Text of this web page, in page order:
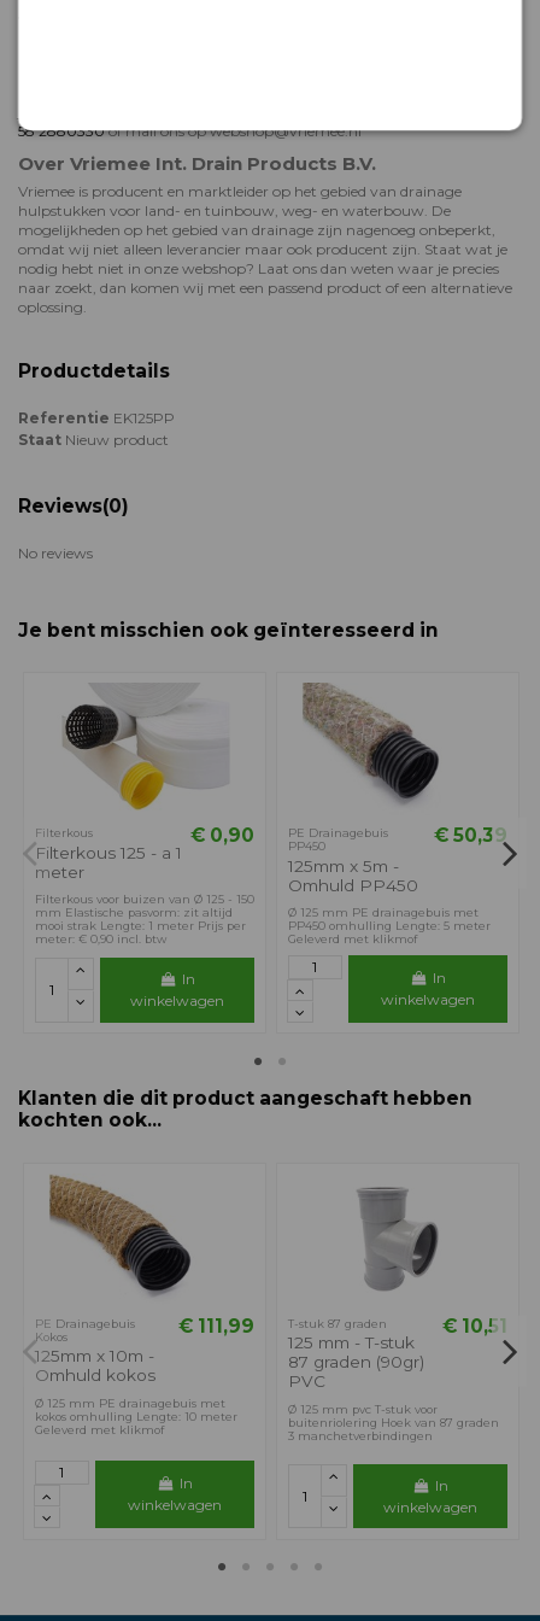
58 2880330of mail ons op webshop@vriemee.nl
Over Vriemee Int. Drain Products B.V.
Vriemee is producent en marktleider op het gebied van drainage
hulpstukken voor land- en tuinbouw, weg- en waterbouw. De
mogelijkheden op het gebied van drainage zijn nagenoeg onbeperkt,
omdat wij niet alleen leverancier maar ook producent zijn. Staat wat je
nodig hebt niet in onze webshop? Laat ons dan weten waar je precies
naar zoekt, dan komen wij met een passend product of een alternatieve
oplossing.
Productdetails
Referentie EK125PP
Staat Nieuw product
Reviews(0)
No reviews
Je bent misschien ook geïnteresseerd in
Filterkous
Filterkous 125 - a 1
meter
€ 0,90
Filterkous voor buizen van Ø 125 - 150
mm Elastische pasvorm: zit altijd
mooi strak Lengte: 1 meter Prijs per
meter: € 0,90 incl. btw
In
winkelwagen
PE Drainagebuis
PP450
125mm x 5m -
Omhuld PP450
€ 50,39
Ø 125 mm PE drainagebuis met
PP450 omhulling Lengte: 5 meter
Geleverd met klikmof
In
winkelwagen
Klanten die dit product aangeschaft hebben
kochten ook...
PE Drainagebuis
Kokos
125mm x 10m -
Omhuld kokos
€ 111,99
Ø 125 mm PE drainagebuis met
kokos omhulling Lengte: 10 meter
Geleverd met klikmof
In
winkelwagen
T-stuk 87 graden
125 mm - T-stuk
87 graden (90gr)
PVC
€ 10,51
Ø 125 mm pvc T-stuk voor
buitenriolering Hoek van 87 graden
3 manchetverbindingen
In
winkelwagen